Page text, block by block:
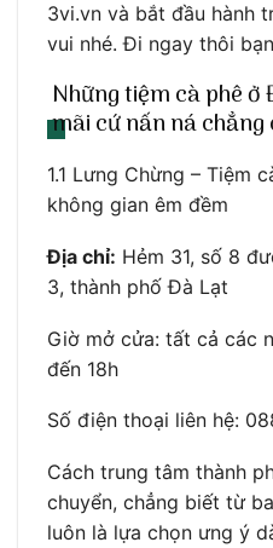
3vi.vn và bắt đầu hành
vui nhé. Đi ngay thôi
Những tiệm cà phê ở
mãi cứ nấn ná
1.1 Lưng Chừng – Tiệm
không gian êm đềm
Địa chỉ: Hẻm 31, số 8
3, thành phố Đà Lạt
Giờ mở cửa: tất cả các
đến 18h
Số điện thoại liên hệ:
Cách trung tâm thành
chuyển, chẳng biết từ
luôn là lựa chọn ưng ý